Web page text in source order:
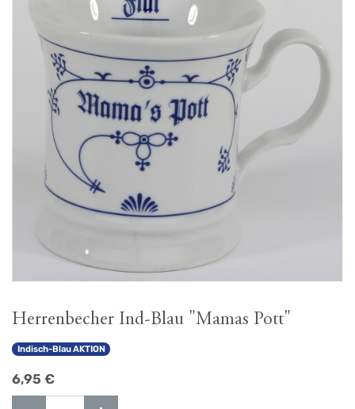
Herrenbecher Ind-Blau "Mamas Pott"
Indisch-Blau AKTION
6,95 €